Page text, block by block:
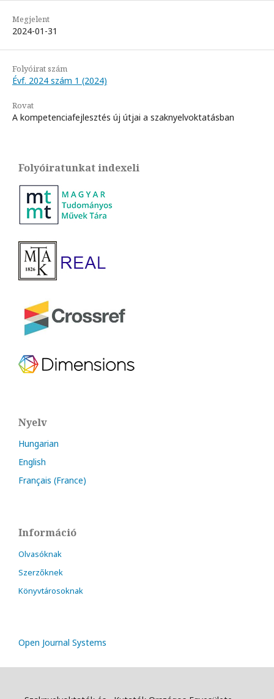
Megjelent
2024-01-31
Folyóirat szám
Évf. 2024 szám 1 (2024)
Rovat
A kompetenciafejlesztés új útjai a szaknyelvoktatásban
Folyóiratunkat indexeli
Nyelv
Hungarian
English
Français (France)
Információ
Olvasóknak
Szerzőknek
Könyvtárosoknak
Open Journal Systems